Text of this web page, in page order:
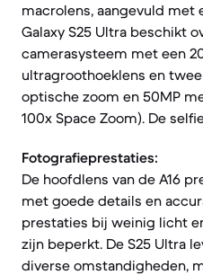
macrolens, aangevuld met
Galaxy S25 Ultra beschikt
camerasysteem met een
ultragroothoeklens en
optische zoom en 50MP
100x Space Zoom). De
Fotografieprestaties:
De hoofdlens van de A16
met goede details en
prestaties bij weinig licht
zijn beperkt. De S25 Ultra
diverse omstandigheden,